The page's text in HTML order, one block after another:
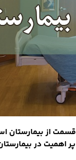
از بیمارستان
اهمیت در